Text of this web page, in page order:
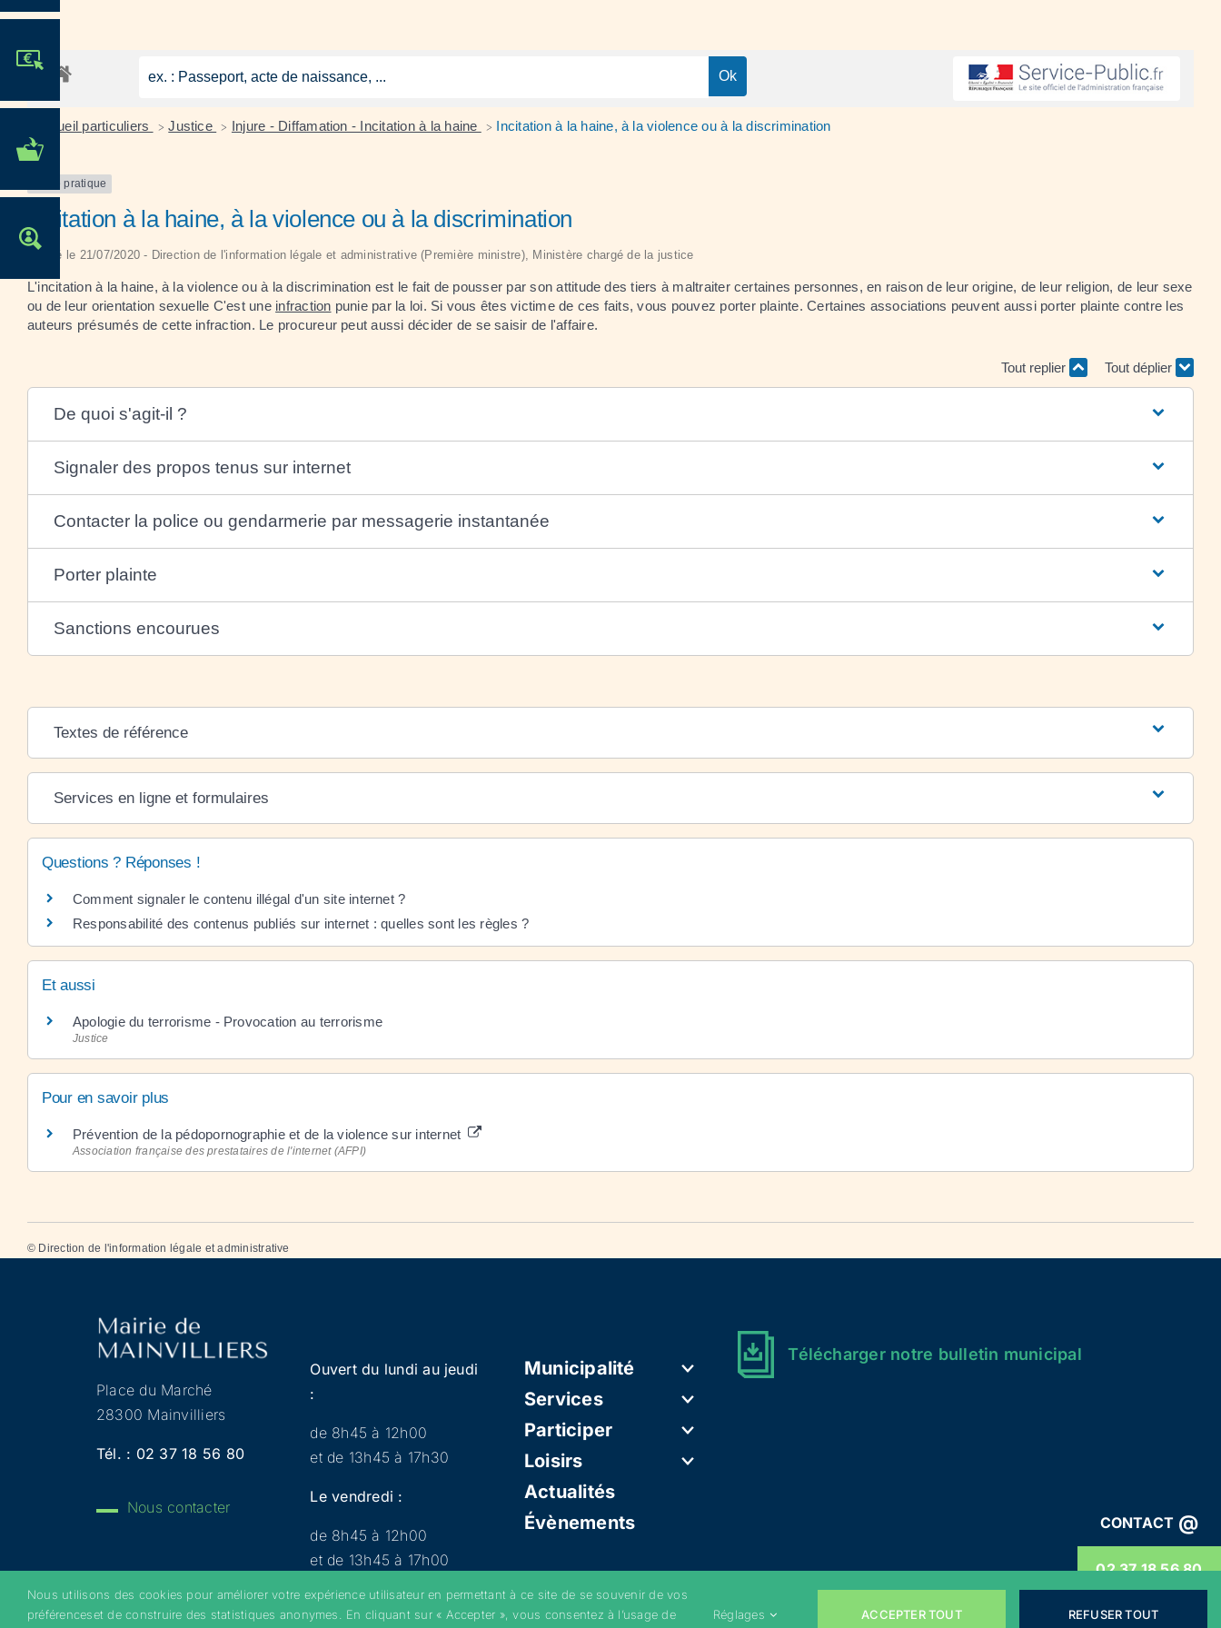
MES DÉMARCHES
CONTACT @
02 37 18 56 80
Accueil particuliers > Justice > Injure - Diffamation - Incitation à la haine > Incitation à la haine, à la violence ou à la discrimination
Fiche pratique
Incitation à la haine, à la violence ou à la discrimination
Vérifié le 21/07/2020 - Direction de l'information légale et administrative (Première ministre), Ministère chargé de la justice
L'incitation à la haine, à la violence ou à la discrimination est le fait de pousser par son attitude des tiers à maltraiter certaines personnes, en raison de leur origine, de leur religion, de leur sexe
ou de leur orientation sexuelle C'est une infraction punie par la loi. Si vous êtes victime de ces faits, vous pouvez porter plainte. Certaines associations peuvent aussi porter plainte contre les
auteurs présumés de cette infraction. Le procureur peut aussi décider de se saisir de l'affaire.
Tout replier Tout déplier
De quoi s'agit-il ?
Signaler des propos tenus sur internet
Contacter la police ou gendarmerie par messagerie instantanée
Porter plainte
Sanctions encourues
Textes de référence
Services en ligne et formulaires
Questions ? Réponses !
Comment signaler le contenu illégal d'un site internet ?
Responsabilité des contenus publiés sur internet : quelles sont les règles ?
Et aussi
Apologie du terrorisme - Provocation au terrorisme
Justice
Pour en savoir plus
Prévention de la pédopornographie et de la violence sur internet
Association française des prestataires de l'internet (AFPI)
© Direction de l'information légale et administrative
Place du Marché
28300 Mainvilliers
Tél. : 02 37 18 56 80
Nous contacter
Ouvert du lundi au jeudi
:
de 8h45 à 12h00
et de 13h45 à 17h30
Le vendredi :
de 8h45 à 12h00
et de 13h45 à 17h00
Municipalité
Services
Participer
Loisirs
Actualités
Évènements
Télécharger notre bulletin municipal
Copyright 2022 © Mainvilliers – Tous droits réservés –Mentions légales– Politique de confidentialité– Cookies–Conditions générales
Nous utilisons des cookies pour améliorer votre expérience utilisateur en permettant à ce site de se souvenir de vos
préférenceset de construire des statistiques anonymes. En cliquant sur « Accepter », vous consentez à l’usage de
Réglages ACCEPTER TOUT REFUSER TOUT